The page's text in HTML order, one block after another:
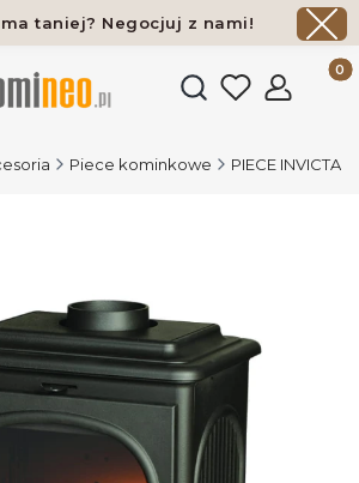
ma taniej? Negocjuj z nami!
dostawa już od 700 zł
Otwórz
Piece kominkowe PIECE INVICTA